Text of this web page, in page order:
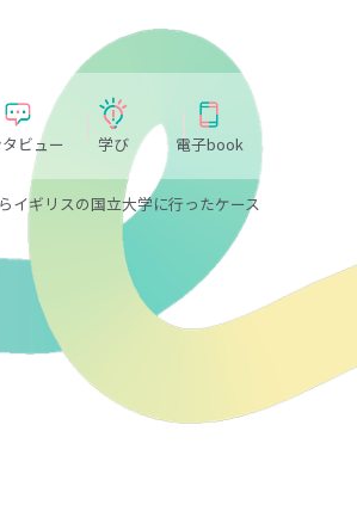
ビュー 学び 電子book
イギリスの国立大学に行ったケース